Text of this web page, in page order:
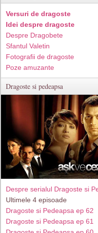
Versuri de dragoste
Idei despre dragoste
Despre Dragobete
Sfantul Valetin
Fotografii de dragoste
Poze amuzante
Dragoste si pedeapsa
Despre serialul Dragoste si
Ultimele 4 episoade
Dragoste si Pedeapsa ep 62
Dragoste si Pedeapsa ep 61